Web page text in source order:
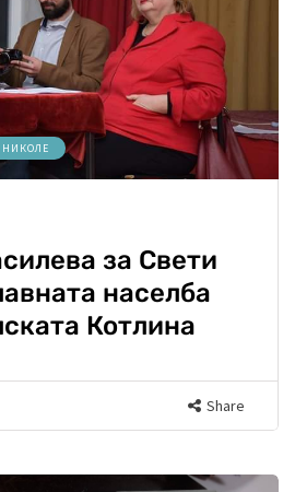
НИКОЛЕ
за Свети
населба
Котлина
Share